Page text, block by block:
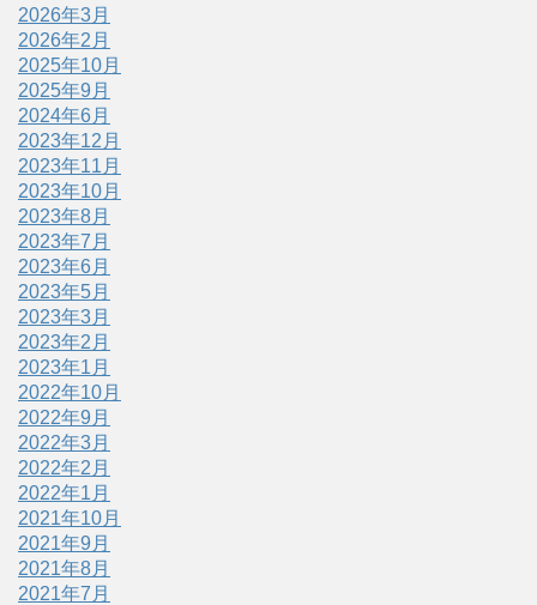
2026年3月
2026年2月
2025年10月
2025年9月
2024年6月
2023年12月
2023年11月
2023年10月
2023年8月
2023年7月
2023年6月
2023年5月
2023年3月
2023年2月
2023年1月
2022年10月
2022年9月
2022年3月
2022年2月
2022年1月
2021年10月
2021年9月
2021年8月
2021年7月